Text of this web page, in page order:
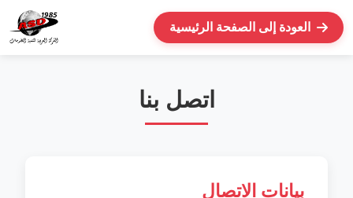
العودة إلى الصفحة الرئيسية
اتصل بنا
بيانات الاتصال